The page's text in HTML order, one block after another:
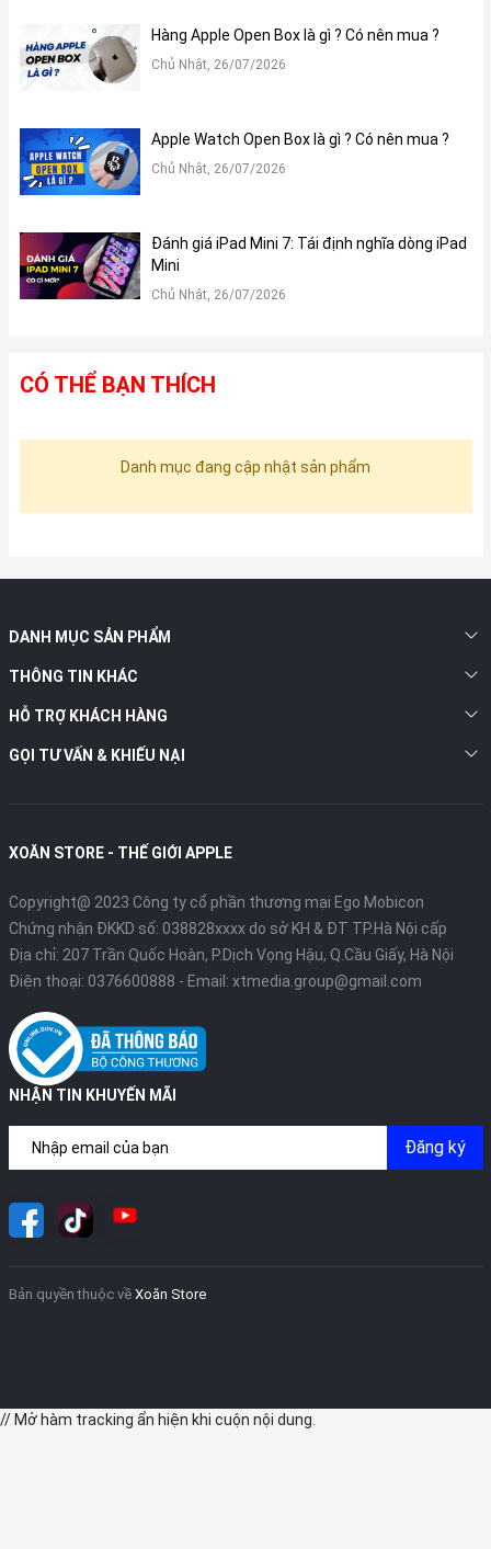
Hàng Apple Open Box là gì ? Có nên mua ?
Chủ Nhật, 26/07/2026
Apple Watch Open Box là gì ? Có nên mua ?
Chủ Nhật, 26/07/2026
Đánh giá iPad Mini 7: Tái định nghĩa dòng iPad
Mini
Chủ Nhật, 26/07/2026
CÓ THỂ BẠN THÍCH
Danh mục đang cập nhật sản phẩm
DANH MỤC SẢN PHẨM
THÔNG TIN KHÁC
HỖ TRỢ KHÁCH HÀNG
GỌI TƯ VẤN & KHIẾU NẠI
XOĂN STORE - THẾ GIỚI APPLE
Copyright@ 2023 Công ty cổ phần thương mại Ego Mobicon
Chứng nhận ĐKKD số: 038828xxxx do sở KH & ĐT TP.Hà Nội cấp
Địa chỉ: 207 Trần Quốc Hoàn, P.Dịch Vọng Hậu, Q.Cầu Giấy, Hà Nội
Điện thoại: 0376600888 - Email: xtmedia.group@gmail.com
NHẬN TIN KHUYẾN MÃI
Đăng ký
Bản quyền thuộc về Xoăn Store
// Mở hàm tracking ẩn hiện khi cuộn nội dung.